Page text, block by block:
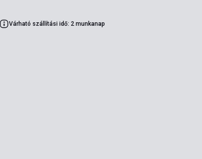
Várható szállítási idő: 2 munkanap